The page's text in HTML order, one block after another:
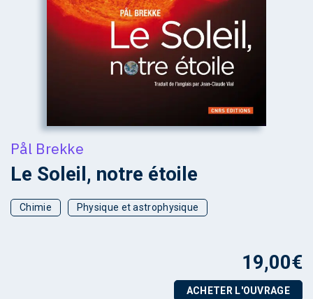
Pål Brekke
Le Soleil, notre étoile
Chimie Physique et astrophysique
19,00€
ACHETER L'OUVRAGE